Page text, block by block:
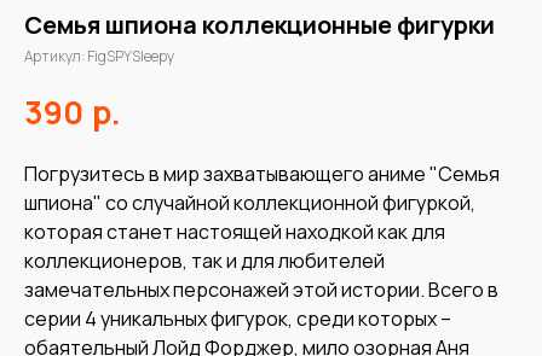
Семья шпиона коллекционные фигурки
Артикул: FigSPYSleepy
390 р.
Погрузитесь в мир захватывающего аниме "Семья
шпиона" со случайной коллекционной фигуркой,
которая станет настоящей находкой как для
коллекционеров, так и для любителей
замечательных персонажей этой истории. Всего в
серии 4 уникальных фигурок, среди которых –
обаятельный Лойд Форджер, мило озорная Аня